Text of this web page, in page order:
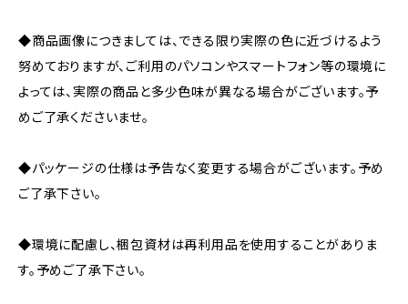
◆商品画像につきましては、できる限り実際の色に近づけるよう
努めておりますが、ご利用のパソコンやスマートフォン等の環境に
よっては、実際の商品と多少色味が異なる場合がございます。予
めご了承くださいませ。
◆パッケージの仕様は予告なく変更する場合がございます。予め
ご了承下さい。
◆環境に配慮し、梱包資材は再利用品を使用することがありま
す。予めご了承下さい。